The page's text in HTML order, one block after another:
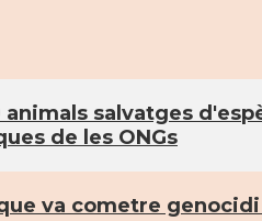
animals salvatges
de les ONGs
va cometre